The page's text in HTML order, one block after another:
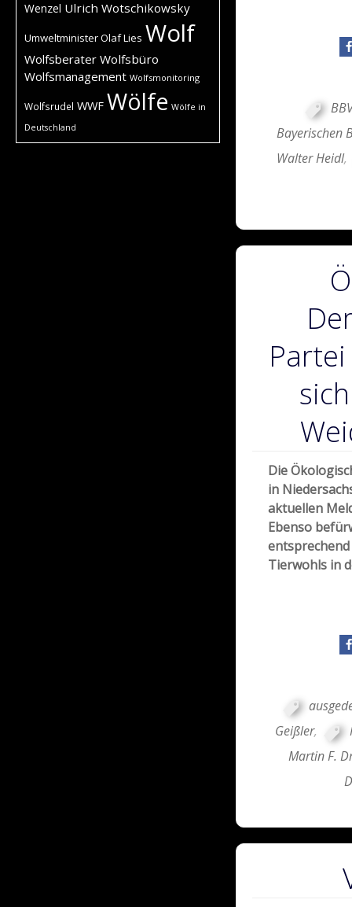
Wenzel Ulrich Wotschikowsky
Umweltminister Olaf Lies Wolf
Wolfsberater Wolfsbüro
Wolfsmanagement Wolfsmonitoring
Wolfsrudel WWF Wölfe Wölfe in
Deutschland
Bayerischen
Walter Heidl,
Die
in
aktuellen
Ebenso
Tierwohls in
Geißler,
Martin F.